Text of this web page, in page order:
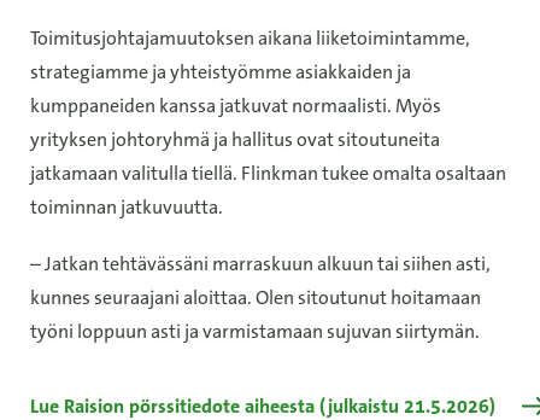
Toimitusjohtajamuutoksen aikana liiketoimintamme,
strategiamme ja yhteistyömme asiakkaiden ja
kumppaneiden kanssa jatkuvat normaalisti. Myös
yrityksen johtoryhmä ja hallitus ovat sitoutuneita
jatkamaan valitulla tiellä. Flinkman tukee omalta osaltaan
toiminnan jatkuvuutta.
– Jatkan tehtävässäni marraskuun alkuun tai siihen asti,
kunnes seuraajani aloittaa. Olen sitoutunut hoitamaan
työni loppuun asti ja varmistamaan sujuvan siirtymän.
Lue Raision pörssitiedote aiheesta (julkaistu 21.5.2026)